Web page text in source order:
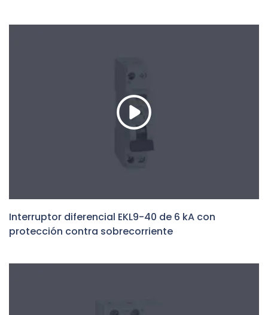
Interruptor diferencial EKL9-40 de 6 kA con
protección contra sobrecorriente